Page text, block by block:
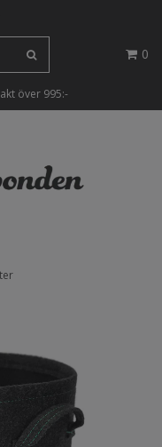
0
över 995:-